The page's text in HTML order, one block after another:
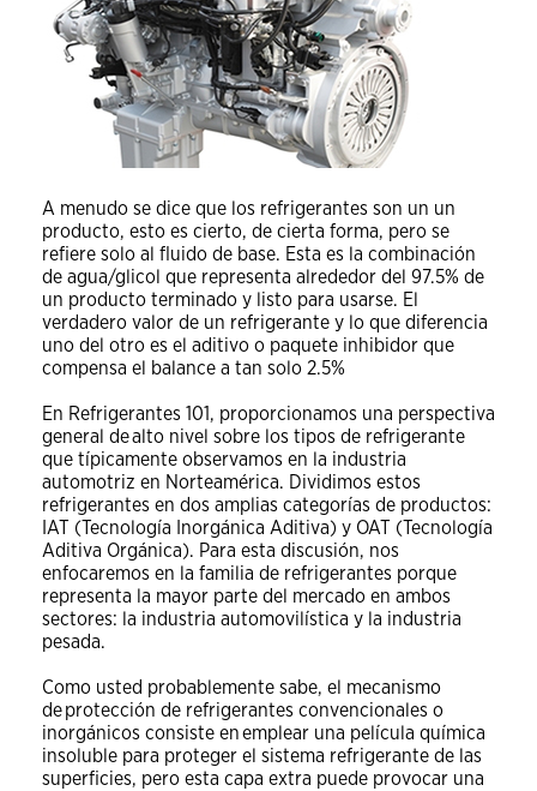
A menudo se dice que los refrigerantes son un un
producto, esto es cierto, de cierta forma, pero se
refiere solo al fluido de base. Esta es la combinación
de agua/glicol que representa alrededor del 97.5% de
un producto terminado y listo para usarse. El
verdadero valor de un refrigerante y lo que diferencia
uno del otro es el aditivo o paquete inhibidor que
compensa el balance a tan solo 2.5%
En Refrigerantes 101, proporcionamos una perspectiva
general de alto nivel sobre los tipos de refrigerante
que típicamente observamos en la industria
automotriz en Norteamérica. Dividimos estos
refrigerantes en dos amplias categorías de productos:
IAT (Tecnología Inorgánica Aditiva) y OAT (Tecnología
Aditiva Orgánica). Para esta discusión, nos
enfocaremos en la familia de refrigerantes porque
representa la mayor parte del mercado en ambos
sectores: la industria automovilística y la industria
pesada.
Como usted probablemente sabe, el mecanismo
de protección de refrigerantes convencionales o
inorgánicos consiste en emplear una película química
insoluble para proteger el sistema refrigerante de las
superficies, pero esta capa extra puede provocar una